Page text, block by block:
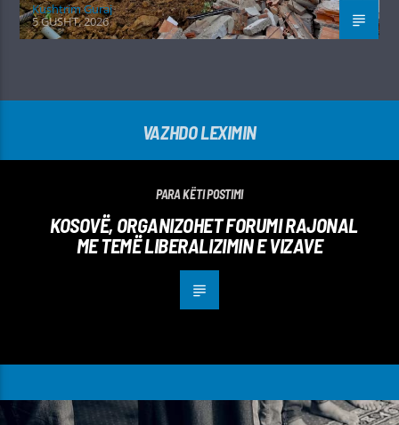
Kushtrim Guraj
5 GUSHT, 2026
VAZHDO LEXIMIN
PARA KËTI POSTIMI
KOSOVË, ORGANIZOHET FORUMI RAJONAL
ME TEMË LIBERALIZIMIN E VIZAVE